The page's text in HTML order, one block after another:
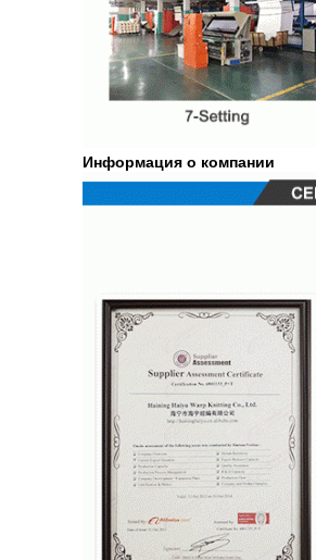
Информация о компании